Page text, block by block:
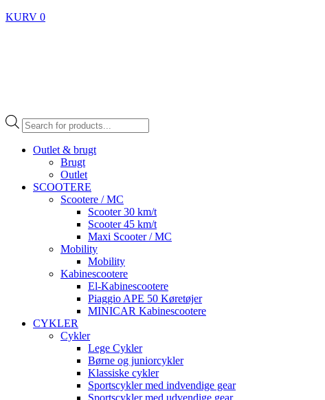
KURV 0
Products
search
Outlet & brugt
Brugt
Outlet
SCOOTERE
Scootere / MC
Scooter 30 km/t
Scooter 45 km/t
Maxi Scooter / MC
Mobility
Mobility
Kabinescootere
El-Kabinescootere
Piaggio APE 50 Køretøjer
MINICAR Kabinescootere
CYKLER
Cykler
Lege Cykler
Børne og juniorcykler
Klassiske cykler
Sportscykler med indvendige gear
Sportscykler med udvendige gear